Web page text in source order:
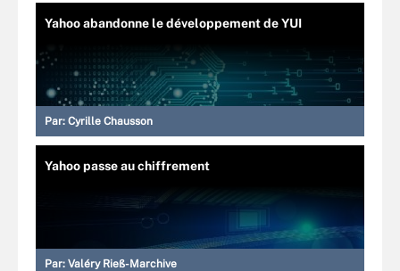
Yahoo abandonne le développement de YUI
Par: Cyrille Chausson
Yahoo passe au chiffrement
Par: Valéry Rieß-Marchive